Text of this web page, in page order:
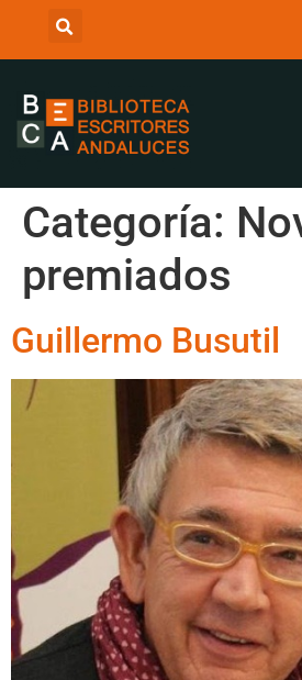
Categoría:
premiados
Guillermo Busutil